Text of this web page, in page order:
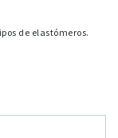
de elastómeros.